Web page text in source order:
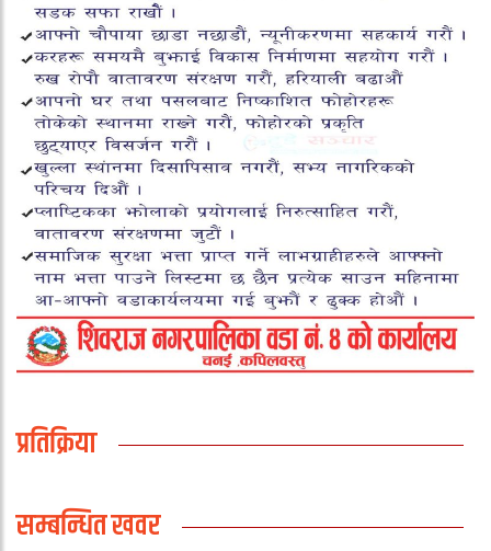
प्रतिक्रिया
सम्बन्धित खवर